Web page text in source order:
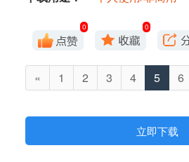
0 0
« 1 2 3 4 5 6
立即下载